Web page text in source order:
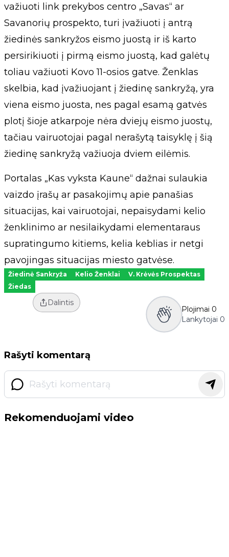
važiuoti link prekybos centro „Savas“ ar
Savanorių prospekto, turi įvažiuoti į antrą
žiedinės sankryžos eismo juostą ir iš karto
persirikiuoti į pirmą eismo juostą, kad galėtų
toliau važiuoti Kovo 11-osios gatve. Ženklas
skelbia, kad įvažiuojant į žiedinę sankryžą, yra
viena eismo juosta, nes pagal esamą gatvės
plotį šioje atkarpoje nėra dviejų eismo juostų,
tačiau vairuotojai pagal nerašytą taisyklę į šią
žiedinę sankryžą važiuoja dviem eilėmis.
Portalas „Kas vyksta Kaune“ dažnai sulaukia
vaizdo įrašų ar pasakojimų apie panašias
situacijas, kai vairuotojai, nepaisydami kelio
ženklinimo ar nesilaikydami elementaraus
supratingumo kitiems, kelia keblias ir netgi
pavojingas situacijas miesto gatvėse.
Žiedinė Sankryža Kelio Ženklai
V. Krėvės Prospektas
Žiedas
Dalintis
Plojimai 0
Lankytojai 0
Rašyti komentarą
Rekomenduojami video